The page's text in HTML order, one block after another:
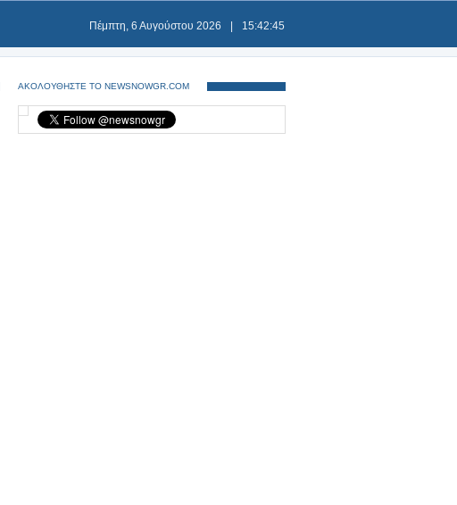
Πέμπτη, 6 Αυγούστου 2026 15:42:45
ΑΚΟΛΟΥΘΗΣΤΕ ΤΟ NEWSNOWGR.COM